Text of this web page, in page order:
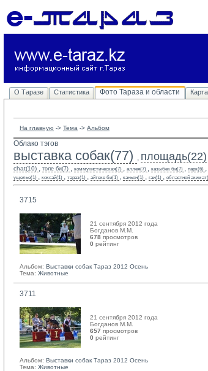
О Таразе Статистика Фото Тараза и области
На главную -> Тема -> Альбом
Облако тэгов
выставка собак(77) , площадь(22)
chat(10) , толе би(7) , коммунистическая(7) , аллея(7) , казыбек би(7) , парк(6) ,
ущелье(1) , коксай(1) , тараз(1) , айтеке би(1) , каньон(1) , гаи(1) , областной
3715
21 сентября 2012 года
Богданов М.М.
678 просмотров
0 рейтинг
Альбом: Выставки собак Тараз 2012 Осень
Тема: Животные
3711
21 сентября 2012 года
Богданов М.М.
657 просмотров
0 рейтинг
Альбом: Выставки собак Тараз 2012 Осень
Тема: Животные